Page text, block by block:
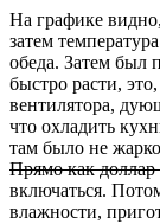
На графике
затем
обеда. Затем был
быстро расти,
вентилятора,
что охладить
там было не
Прямо как
включаться.
влажности,